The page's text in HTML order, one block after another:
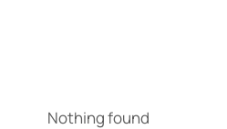
Nothing found